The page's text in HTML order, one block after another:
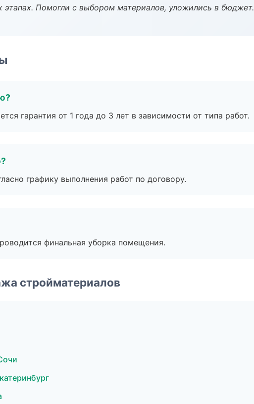
этапах. Помогли с выбором материалов, уложились в бюджет.
гарантия от 1 года до 3 лет в зависимости от типа работ.
графику выполнения работ по договору.
финальная уборка помещения.
стройматериалов